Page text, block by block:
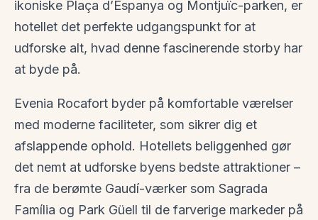
ikoniske Plaça d’Espanya og Montjuïc-parken, er
hotellet det perfekte udgangspunkt for at
udforske alt, hvad denne fascinerende storby har
at byde på.
Evenia Rocafort byder på komfortable værelser
med moderne faciliteter, som sikrer dig et
afslappende ophold. Hotellets beliggenhed gør
det nemt at udforske byens bedste attraktioner –
fra de berømte Gaudí-værker som Sagrada
Família og Park Güell til de farverige markeder på